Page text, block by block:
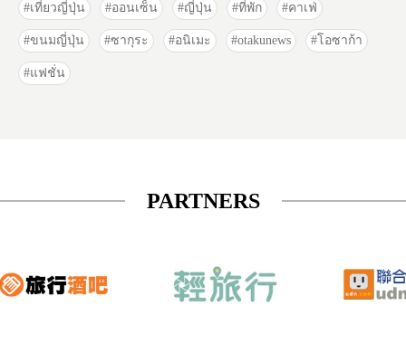
เที่ยวญี่ปุ่น ออนเซ็น ญี่ปุ่น ที่พัก คาเฟ่
ขนมญี่ปุ่น ซากุระ อนิเมะ otakunews โอซาก้า
แฟชั่น
PARTNERS